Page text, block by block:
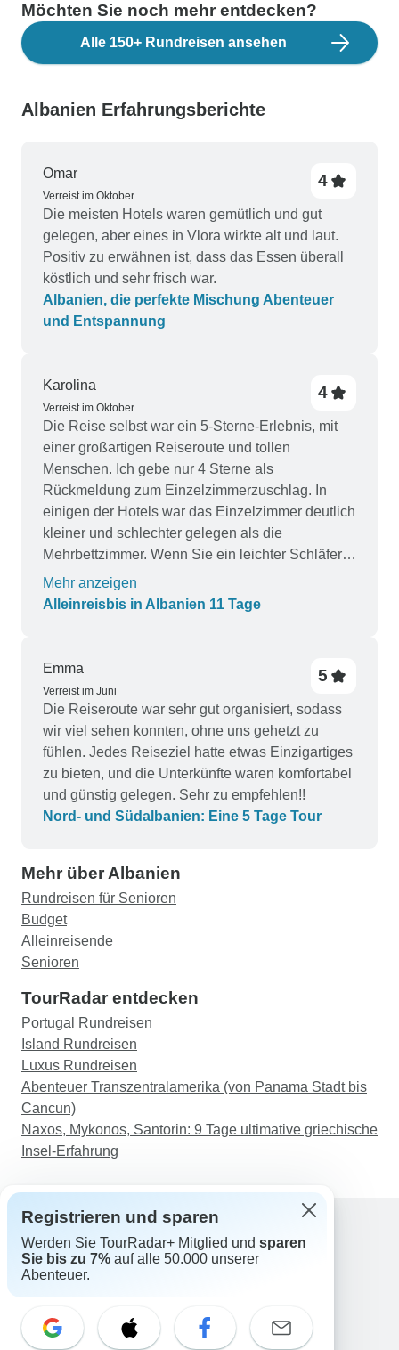
Möchten Sie noch mehr entdecken?
Alle 150+ Rundreisen ansehen
Albanien Erfahrungsberichte
Omar
Verreist im Oktober
4
Die meisten Hotels waren gemütlich und gut
gelegen, aber eines in Vlora wirkte alt und laut.
Positiv zu erwähnen ist, dass das Essen überall
köstlich und sehr frisch war.
Albanien, die perfekte Mischung Abenteuer
und Entspannung
Karolina
Verreist im Oktober
4
Die Reise selbst war ein 5-Sterne-Erlebnis, mit
einer großartigen Reiseroute und tollen
Menschen. Ich gebe nur 4 Sterne als
Rückmeldung zum Einzelzimmerzuschlag. In
einigen der Hotels war das Einzelzimmer deutlich
kleiner und schlechter gelegen als die
Mehrbettzimmer. Wenn Sie ein leichter Schläfer
sind, sollten Sie das in Betracht ziehen. Die
Hotels selbst waren jedoch gut.
Mehr anzeigen
Alleinreisbis in Albanien 11 Tage
Emma
Verreist im Juni
5
Die Reiseroute war sehr gut organisiert, sodass
wir viel sehen konnten, ohne uns gehetzt zu
fühlen. Jedes Reiseziel hatte etwas Einzigartiges
zu bieten, und die Unterkünfte waren komfortabel
und günstig gelegen. Sehr zu empfehlen!!
Nord- und Südalbanien: Eine 5 Tage Tour
Mehr über Albanien
Rundreisen für Senioren
Budget
Alleinreisende
Senioren
TourRadar entdecken
Portugal Rundreisen
Island Rundreisen
Luxus Rundreisen
Abenteuer Transzentralamerika (von Panama Stadt bis
Cancun)
Naxos, Mykonos, Santorin: 9 Tage ultimative griechische
Insel-Erfahrung
Support
Kontakt
Schweiz +41 225 183 195
Registrieren und sparen
Werden Sie TourRadar+ Mitglied und sparen
Sie bis zu 7% auf alle 50.000 unserer
Abenteuer.